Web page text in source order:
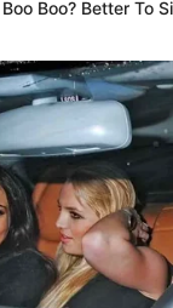
akan dipublikasikan.
Boo? Better To